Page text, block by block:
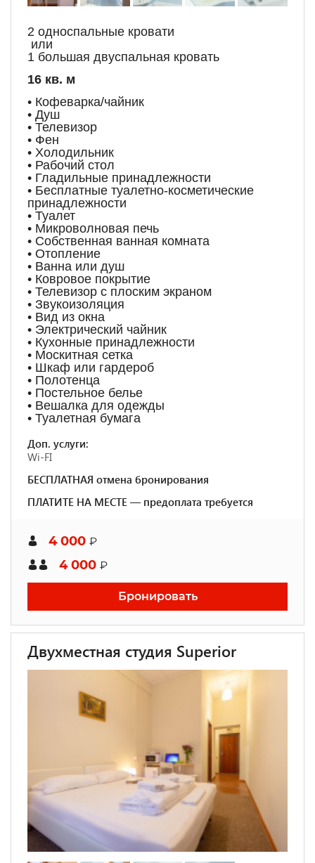
2 односпальные кровати
или
1 большая двуспальная кровать
16 кв. м
• Кофеварка/чайник
• Душ
• Телевизор
• Фен
• Холодильник
• Рабочий стол
• Гладильные принадлежности
• Бесплатные туалетно-косметические
принадлежности
• Туалет
• Микроволновая печь
• Собственная ванная комната
• Отопление
• Ванна или душ
• Ковровое покрытие
• Телевизор с плоским экраном
• Звукоизоляция
• Вид из окна
• Электрический чайник
• Кухонные принадлежности
• Москитная сетка
• Шкаф или гардероб
• Полотенца
• Постельное белье
• Вешалка для одежды
• Туалетная бумага
Доп. услуги:
Wi-FI
БЕСПЛАТНАЯ отмена бронирования
ПЛАТИТЕ НА МЕСТЕ — предоплата требуется
4 000 ₽
4 000 ₽
Бронировать
Двухместная студия Superior